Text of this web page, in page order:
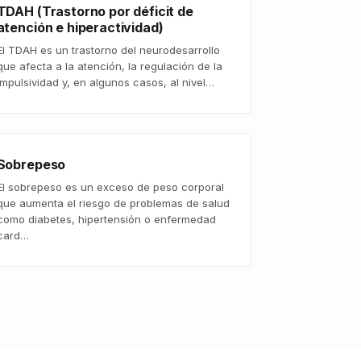
(Trastorno por déficit de
e hiperactividad)
TDAH es un trastorno del neurodesarrollo
afecta a la atención, la regulación de la
y, en algunos casos, al nivel…
sobrepeso es un exceso de peso corporal
aumenta el riesgo de problemas de salud
diabetes, hipertensión o enfermedad